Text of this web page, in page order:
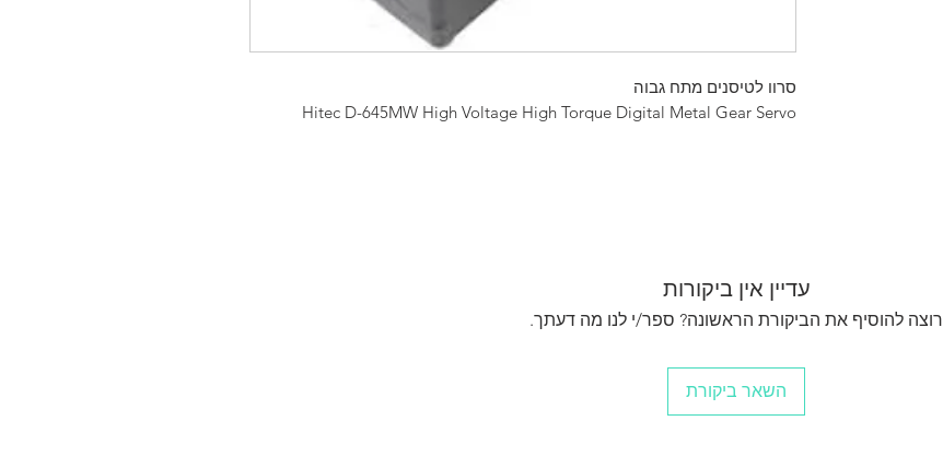
סרוו לטיסנים מתח גבוה
Hitec D-645MW High Voltage High Torque Digital Metal Gear Servo
עדיין אין ביקורות
רוצה להוסיף את הביקורת הראשונה? ספר/י לנו מה דעתך.
השאר ביקורת